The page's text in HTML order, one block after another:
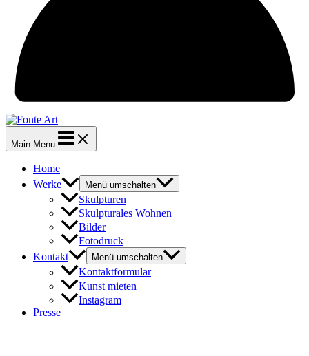
Main Menu
Home
Werke
Menü umschalten
Skulpturen
Skulpturales Wohnen
Bilder
Fotodruck
Kontakt
Menü umschalten
Kontaktformular
Kunst mieten
Instagram
Presse